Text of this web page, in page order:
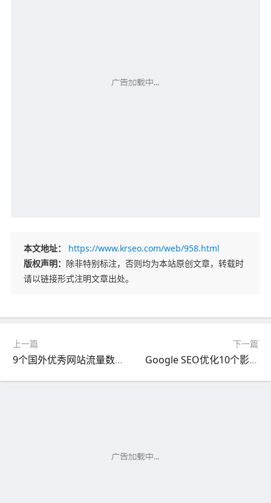
本文地址：
https://www.krseo.com/web/958.html
版权声明： 除非特别标注，否则均为本站原创文章，转载时
请以链接形式注明文章出处。
上一篇
9个国外优秀网站流量数据统计分析工具
下一篇
Google SEO优化10个影响网站排名的因素